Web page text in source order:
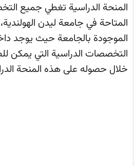
المنحة الدراسية تغطي جميع
المتاحة في جامعة ليدن
الموجودة بالجامعة حيث يوجد
التخصصات الدراسية التي يمكن
خلال حصوله على هذه المنحة